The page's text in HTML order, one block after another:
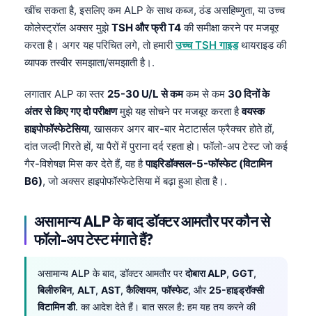
खींच सकता है, इसलिए कम ALP के साथ कब्ज, ठंड असहिष्णुता, या उच्च
कोलेस्ट्रॉल अक्सर मुझेTSH और फ्री T4की समीक्षा करने पर मजबूर
करता है। अगर यह परिचित लगे, तो हमारीउच्च TSH गाइडथायराइड की
व्यापक तस्वीर समझाता/समझाती है।.
लगातार ALP का स्तर 25-30 U/L से कमकम से कम 30 दिनों के
अंतर से किए गए दो परीक्षणमुझे यह सोचने पर मजबूर करता हैवयस्क
हाइपोफॉस्फेटेसिया, खासकर अगर बार-बार मेटाटार्सल फ्रैक्चर होते हों,
दांत जल्दी गिरते हों, या पैरों में पुराना दर्द रहता हो। फॉलो-अप टेस्ट जो कई
गैर-विशेषज्ञ मिस कर देते हैं, वह हैपाइरिडॉक्सल-5-फॉस्फेट (विटामिन
B6), जो अक्सर हाइपोफॉस्फेटेसिया में बढ़ा हुआ होता है।.
असामान्य ALP के बाद डॉक्टर आमतौर पर कौन से
फॉलो-अप टेस्ट मंगाते हैं?
असामान्य ALP के बाद, डॉक्टर आमतौर परदोबारा ALP, GGT,
बिलीरुबिन, ALT, AST,कैल्शियम,फॉस्फेट, और25-हाइड्रॉक्सी
विटामिन डी. का आदेश देते हैं। बात सरल है: हम यह तय करने की